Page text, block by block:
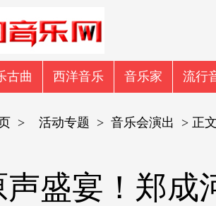
古曲 西洋音乐 音乐家 流行
> 活动专题 > 音乐会演出 > 正
声盛宴！郑成